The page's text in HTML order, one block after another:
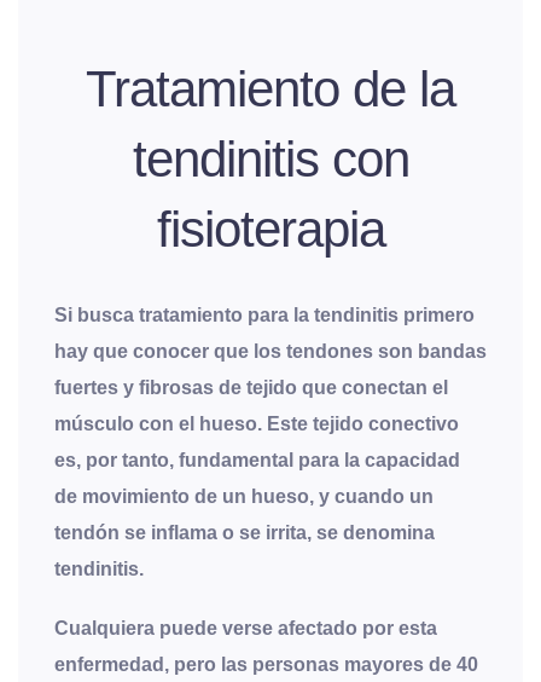
Tratamiento de la
tendinitis con
fisioterapia
Si busca tratamiento para la tendinitis primero
hay que conocer que los tendones son bandas
fuertes y fibrosas de tejido que conectan el
músculo con el hueso. Este tejido conectivo
es, por tanto, fundamental para la capacidad
de movimiento de un hueso, y cuando un
tendón se inflama o se irrita, se denomina
tendinitis.
Cualquiera puede verse afectado por esta
enfermedad, pero las personas mayores de 40